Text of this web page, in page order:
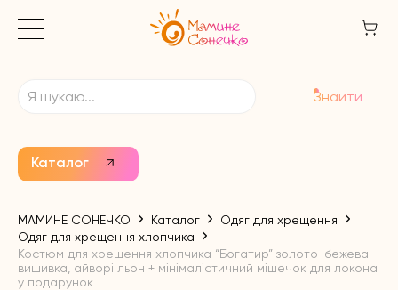
Каталог
Знайти
МАМИНЕ СОНЕЧКО Каталог
Одяг для хрещення
Одяг для хрещення хлопчика
Костюм для хрещення хлопчика “Богатир” золото-бежева
вишивка, айворі льон + мінімалістичний мішечок для локона
у подарунок